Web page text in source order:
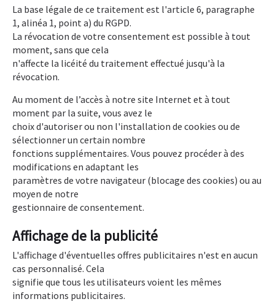
La base légale de ce traitement est l'article 6, paragraphe
1, alinéa 1, point a) du RGPD.
La révocation de votre consentement est possible à tout
moment, sans que cela
n'affecte la licéité du traitement effectué jusqu'à la
révocation.
Au moment de l’accès à notre site Internet et à tout
moment par la suite, vous avez le
choix d'autoriser ou non l'installation de cookies ou de
sélectionner un certain nombre
fonctions supplémentaires. Vous pouvez procéder à des
modifications en adaptant les
paramètres de votre navigateur (blocage des cookies) ou au
moyen de notre
gestionnaire de consentement.
Affichage de la publicité
L'affichage d'éventuelles offres publicitaires n'est en aucun
cas personnalisé. Cela
signifie que tous les utilisateurs voient les mêmes
informations publicitaires.